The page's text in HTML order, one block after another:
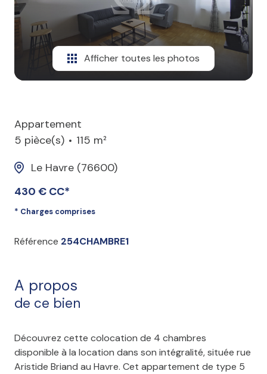
Afficher toutes les photos
Appartement
5 pièce(s)
115 m²
Le Havre (76600)
430 € CC*
* Charges comprises
Référence 254CHAMBRE1
A propos
de ce bien
Découvrez cette colocation de 4 chambres
disponible à la location dans son intégralité, située rue
Aristide Briand au Havre. Cet appartement de type 5